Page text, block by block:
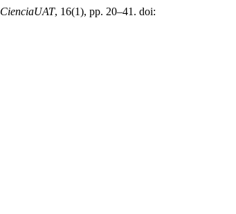
CienciaUAT, 16(1), pp. 20–41. doi: